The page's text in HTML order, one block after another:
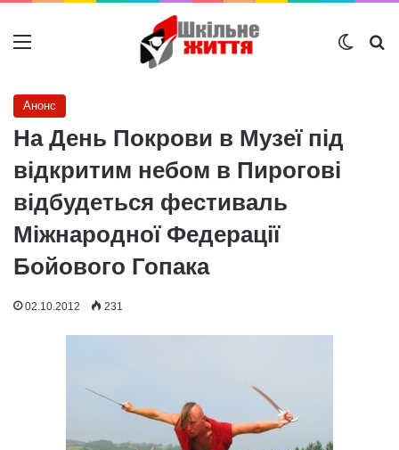
Меню
Анонс
На День Покрови в Музеї під
відкритим небом в Пирогові
відбудеться фестиваль
Міжнародної Федерації
Бойового Гопака
02.10.2012 231